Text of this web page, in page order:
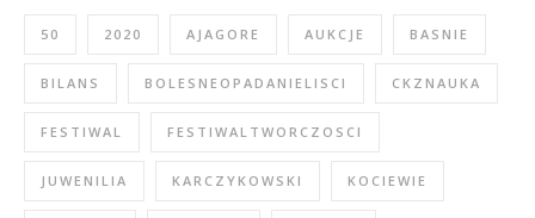
50 2020 AJAGORE AUKCJE BASNIE
BILANS BOLESNEOPADANIELISCI CKZNAUKA
FESTIWAL FESTIWALTWORCZOSCI
JUWENILIA KARCZYKOWSKI KOCIEWIE